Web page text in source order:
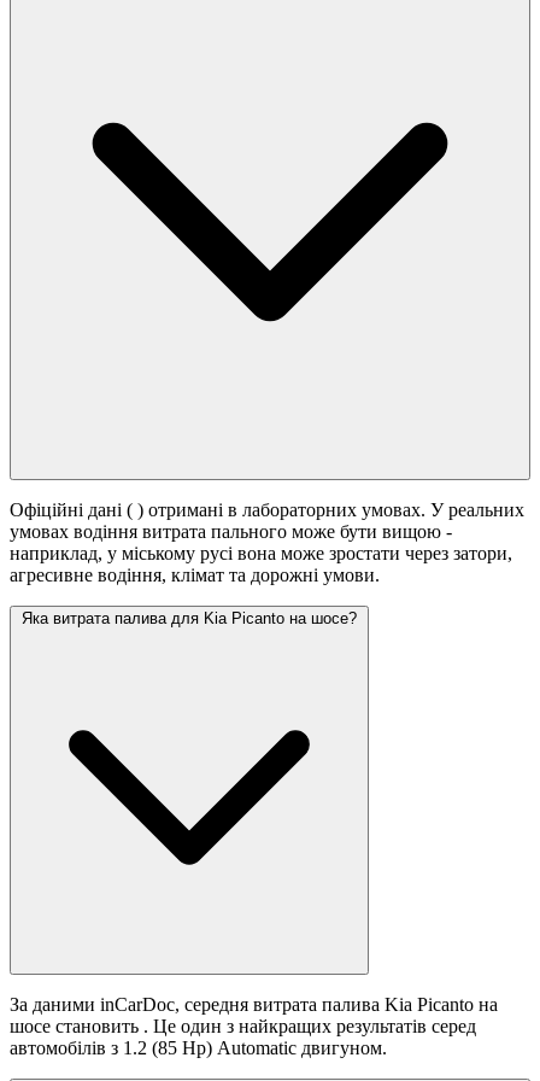
Офіційні дані ( ) отримані в лабораторних умовах. У реальних
умовах водіння витрата пального може бути вищою -
наприклад, у міському русі вона може зростати через затори,
агресивне водіння, клімат та дорожні умови.
Яка витрата палива для Kia Picanto на шосе?
За даними inCarDoc, середня витрата палива Kia Picanto на
шосе становить . Це один з найкращих результатів серед
автомобілів з 1.2 (85 Hp) Automatic двигуном.